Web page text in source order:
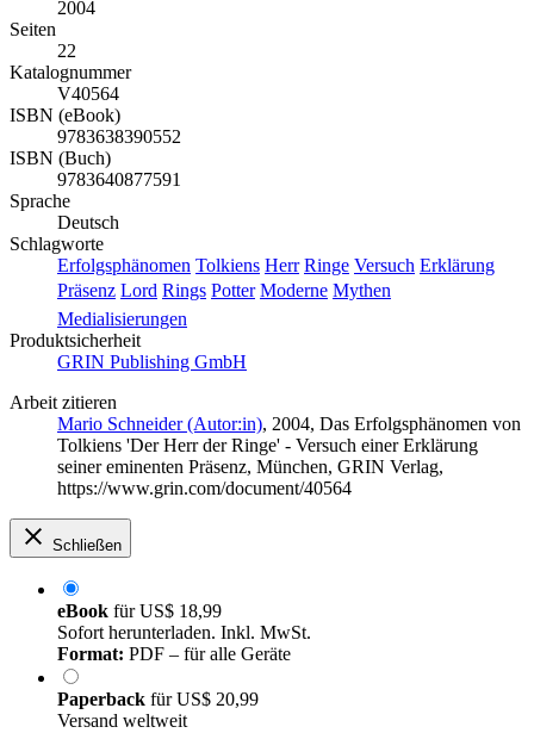
2004
Seiten
22
Katalognummer
V40564
ISBN (eBook)
9783638390552
ISBN (Buch)
9783640877591
Sprache
Deutsch
Schlagworte
Erfolgsphänomen Tolkiens Herr Ringe Versuch Erklärung
Präsenz Lord Rings Potter Moderne Mythen
Medialisierungen
Produktsicherheit
GRIN Publishing GmbH
Arbeit zitieren
Mario Schneider (Autor:in), 2004, Das Erfolgsphänomen von
Tolkiens 'Der Herr der Ringe' - Versuch einer Erklärung
seiner eminenten Präsenz, München, GRIN Verlag,
https://www.grin.com/document/40564
Schließen
eBook fürUS$ 18,99
Sofort herunterladen. Inkl. MwSt.
Format: PDF – für alle Geräte
Paperback fürUS$ 20,99
Versand weltweit